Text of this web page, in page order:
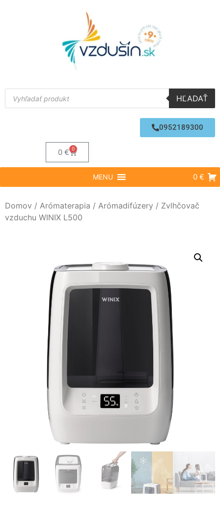
HĽADAŤ
0952189300
0€ 0
MENU 0 €
Domov / Arómaterapia / Arómadifúzery / Zvlhčovač
vzduchu WINIX L500
Nevyhnutné
Tieto súbory
cookie nie sú
webovej
stránky.
zlepšiť
funkčnosť
a štruktúru
webovej